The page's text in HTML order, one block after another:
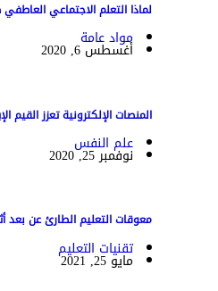
لماذا التعلم الاجتماعي
مواد عامة
أغسطس 6, 2020
المنصات الإلكترونية تعزز القيم
علم النفس
نوفمبر 25, 2020
معوقات التعليم الطارئ عن بعد
تقنيات التعليم
مايو 25, 2021